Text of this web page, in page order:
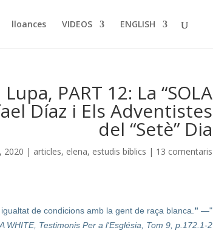
ENGLISH
VIDEOS
lloances
PART 12: La “SOLA
Díaz i Els Adventistes
del “Setè” Dia
2020 | articles, elena, estudis bíblics | 13 comentaris
"La gente de raza negra
de condicions amb la gent de raça blanca. ”—
WHITE, Testimonis Per a l'Església, Tom 9, p.172.1-2